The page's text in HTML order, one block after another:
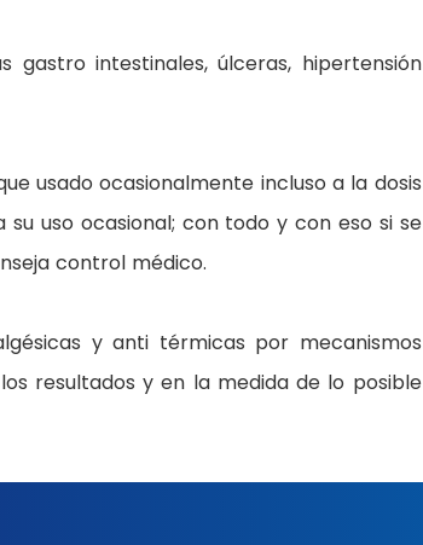
gastro intestinales, úlceras, hipertensión
usado ocasionalmente incluso a la dosis
uso ocasional; con todo y con eso si se
control médico.
y anti térmicas por mecanismos
resultados y en la medida de lo posible